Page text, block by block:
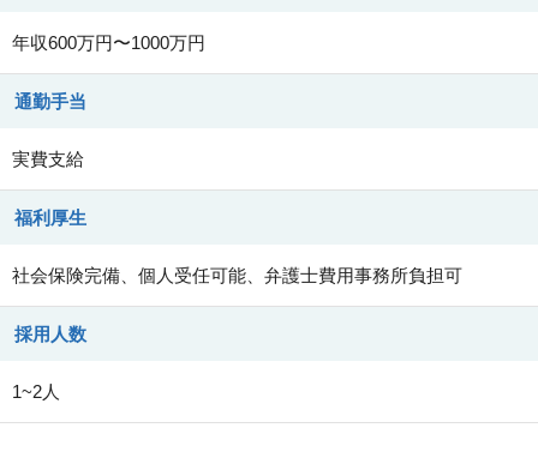
年収600万円〜1000万円
通勤手当
実費支給
福利厚生
社会保険完備、個人受任可能、弁護士費用事務所負担可
採用人数
1~2人